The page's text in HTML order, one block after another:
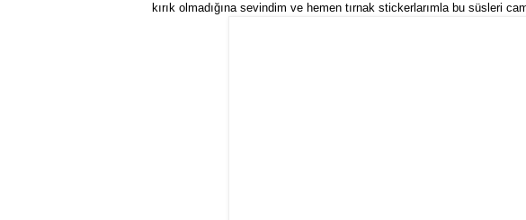
kırık olmadığına sevindim ve hemen tırnak stickerlarımla bu süsleri